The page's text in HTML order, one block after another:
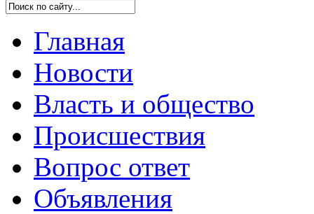
Главная
Новости
Власть и общество
Происшествия
Вопрос ответ
Объявления